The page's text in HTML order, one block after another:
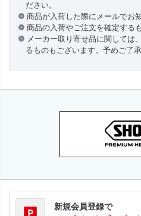
ださい。
商品が入荷した際にメールでお
商品の入荷やご注文を確定する
メーカー取り寄せ品に関しては
るものもございます。予めご了承
新規会員登録で